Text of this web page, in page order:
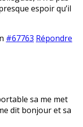
espoir qu’il
#67763 Répondre
sa me met
dit bonjour et sa